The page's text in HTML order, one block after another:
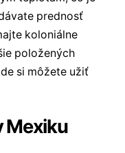
prednosť
koloniálne
položených
si môžete užiť
Mexiku